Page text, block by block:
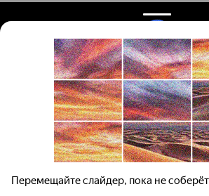
Поиск запчастей
Для автокомпаний
Авторазборки
О
Карта